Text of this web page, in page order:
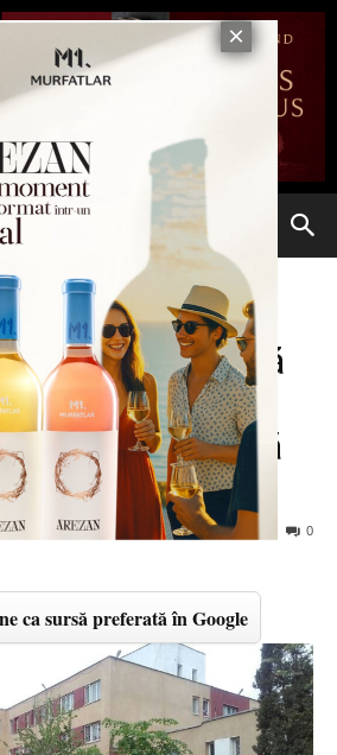
anchetă
Recuperare și
Neuropsihiatrică
2016 0
ca sursă preferată în Google